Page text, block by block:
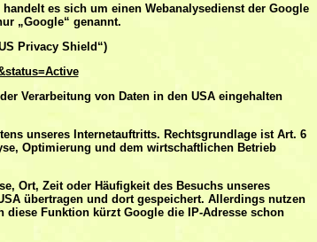
es sich um einen Webanalysedienst der Google
„Google“ genannt.
Privacy Shield“)
Verarbeitung von Daten in den USA eingehalten
unseres Internetauftritts. Rechtsgrundlage ist Art. 6
Optimierung und dem wirtschaftlichen Betrieb
Ort, Zeit oder Häufigkeit des Besuchs unseres
übertragen und dort gespeichert. Allerdings nutzen
Funktion kürzt Google die IP-Adresse schon